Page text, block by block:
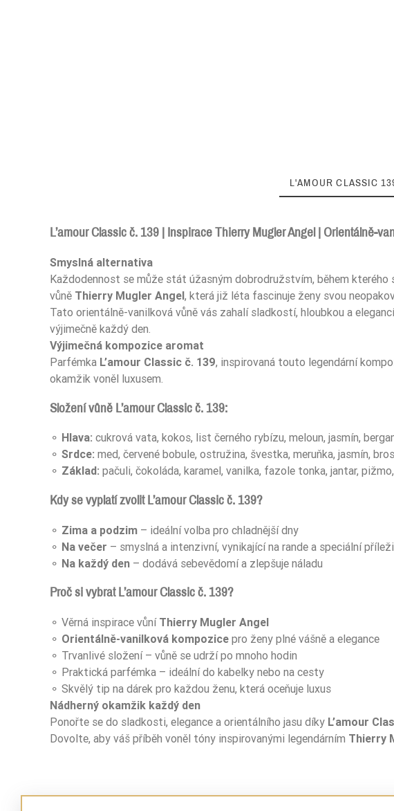
L'AMOUR CLASSIC
L’amour Classic č. 139 | Inspirace Thierry Mugler Angel | Orientálně-
Smyslná alternativa
Každodennost se může stát úžasným dobrodružstvím, během kterého
vůně Thierry Mugler Angel, která již léta fascinuje ženy svou
Tato orientálně-vanilková vůně vás zahalí sladkostí, hloubkou a
výjimečně každý den.
Výjimečná kompozice aromat
Parfémka L’amour Classic č. 139, inspirovaná touto legendární
okamžik voněl luxusem.
Složení vůně L’amour Classic č. 139:
⚬ Hlava: cukrová vata, kokos, list černého rybízu, meloun, jasmín,
⚬ Srdce: med, červené bobule, ostružina, švestka, meruňka, jasmín,
⚬ Základ: pačuli, čokoláda, karamel, vanilka, fazole tonka, jantar,
Kdy se vyplatí zvolit L’amour Classic č. 139?
⚬ Zima a podzim – ideální volba pro chladnější dny
⚬ Na večer – smyslná a intenzivní, vynikající na rande a speciální
⚬ Na každý den – dodává sebevědomí a zlepšuje náladu
Proč si vybrat L’amour Classic č. 139?
⚬ Věrná inspirace vůní Thierry Mugler Angel
⚬ Orientálně-vanilková kompozice pro ženy plné vášně a elegance
⚬ Trvanlivé složení – vůně se udrží po mnoho hodin
⚬ Praktická parfémka – ideální do kabelky nebo na cesty
⚬ Skvělý tip na dárek pro každou ženu, která oceňuje luxus
Nádherný okamžik každý den
Ponořte se do sladkosti, elegance a orientálního jasu díky L’amour
Dovolte, aby váš příběh voněl tóny inspirovanými legendárním Thierry
Zaperfumowanie
Ean13